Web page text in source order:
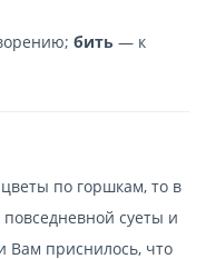
бить — к
по горшкам, то в
суеты и
Вам приснилось, что